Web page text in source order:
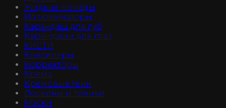
Жидкие помады
Иллюминаторы
Карандаш для губ
Карандаши для глаз
КИСТИ
Консилеры
Корректоры
Крема
Кремовые тени
Лосьоны и тоники
Маски